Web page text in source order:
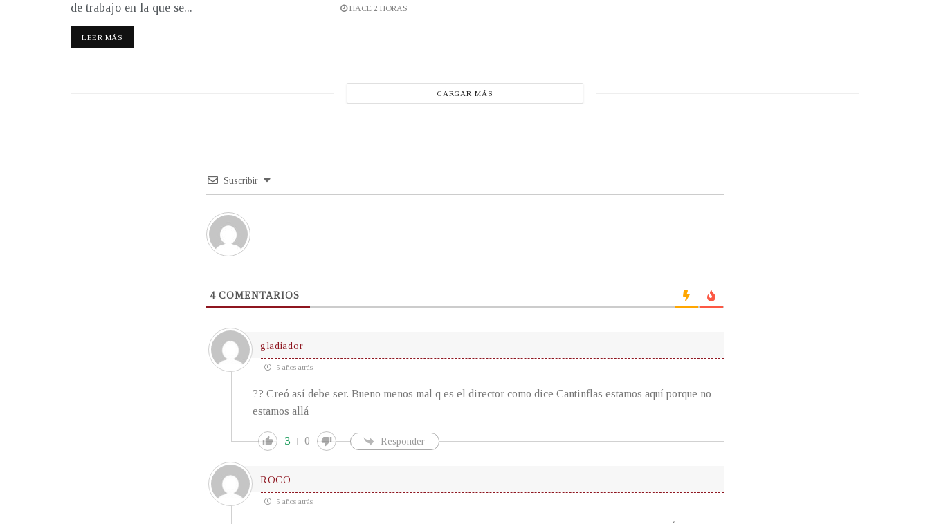
de trabajo en la que se...
LEER MÁS
HACE 2 HORAS
CARGAR MÁS
Suscribir
4COMENTARIOS
gladiador
5 años atrás
?? Creó así debe ser. Bueno menos mal q es el director como dice Cantinflas estamos aquí porque no
estamos allá
3 0 Responder
ROCO
5 años atrás